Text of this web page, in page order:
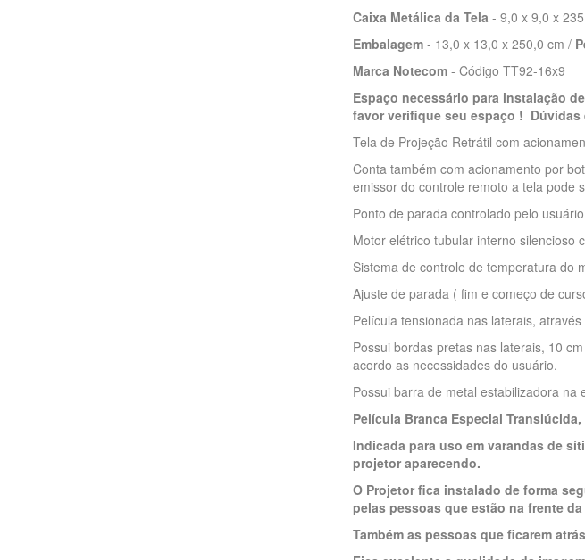
Caixa Metálica da Tela - 9,0 x 9,0 x
Embalagem- 13,0 x 13,0 x 250,0 cm /
Marca Notecom- Código TT92-16x9
Espaço necessário para instalação
favor verifique seu espaço ! Dúvidas
Tela de Projeção Retrátil com
Conta também com acionamento por
emissor do controle remoto a tela pode
Ponto de parada controlado pelo
Motor elétrico tubular interno silencioso
Sistema de controle de temperatura do
Ajuste de parada ( fim e começo de
Película tensionada nas laterais,
Possui bordas pretas nas laterais, 10
acordo as necessidades do usuário.
Possui barra de metal estabilizadora
Película Branca Especial
Indicada para uso em varandas de
projetor aparecendo.
O Projetor fica instalado de forma
pelas pessoas que estão na frente da
Também as pessoas que ficarem